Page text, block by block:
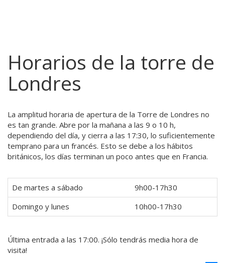
Horarios de la torre de
Londres
La amplitud horaria de apertura de la Torre de Londres no
es tan grande. Abre por la mañana a las 9 o 10 h,
dependiendo del día, y cierra a las 17:30, lo suficientemente
temprano para un francés. Esto se debe a los hábitos
británicos, los días terminan un poco antes que en Francia.
De martes a sábado
9h00-17h30
Domingo y lunes
10h00-17h30
Última entrada a las 17:00. ¡Sólo tendrás media hora de
visita!